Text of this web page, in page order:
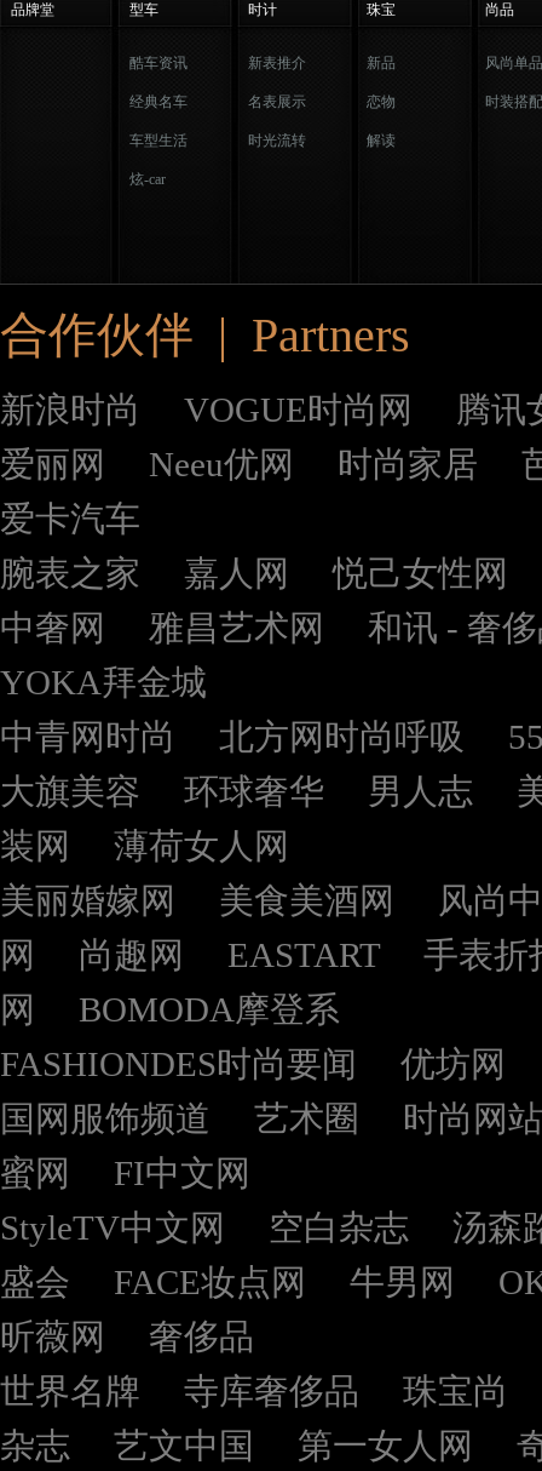
品牌堂 型车 时计 珠宝 尚品
酷车资讯
经典名车
车型生活
炫-car
新表推介
名表展示
时光流转
新品
恋物
解读
风尚单品
时装搭配
合作伙伴 | Partners
新浪时尚 VOGUE时尚网
腾讯
爱丽网
Neeu优网 时尚家居
爱卡汽车
腕表之家
嘉人网
悦己女性网
中奢网
雅昌艺术网
和讯 - 奢
YOKA拜金城
中青网时尚
北方网时尚呼吸
大旗美容
环球奢华 男人志
装网
薄荷女人网
美丽婚嫁网
美食美酒网
风尚
网
尚趣网 EASTART
手表折
网
BOMODA摩登系
FASHIONDES时尚要闻
优坊网
国网服饰频道
艺术圈
时尚网站
蜜网
FI中文网
StyleTV中文网
空白杂志
汤森
盛会
FACE妆点网 牛男网
昕薇网
奢侈品
世界名牌
寺库奢侈品
珠宝尚
杂志
艺文中国 第一女人网